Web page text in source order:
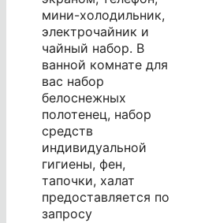
мини-холодильник,
электрочайник и
чайный набор. В
ванной комнате для
вас набор
белоснежных
полотенец, набор
средств
индивидуальной
гигиены, фен,
тапочки, халат
предоставляется по
запросу